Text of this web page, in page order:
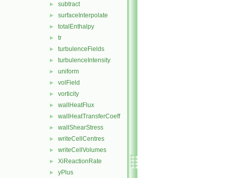
► subtract
► surfaceInterpolate
► totalEnthalpy
► tr
► turbulenceFields
► turbulenceIntensity
► uniform
► volField
► vorticity
► wallHeatFlux
► wallHeatTransferCoeff
► wallShearStress
► writeCellCentres
► writeCellVolumes
► XiReactionRate
► yPlus